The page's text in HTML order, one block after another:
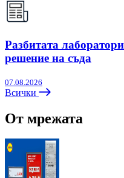
Разбитата
решение на съда
07.08.2026
Всички
От мрежата